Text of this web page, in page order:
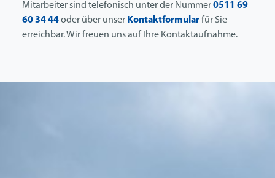
Mitarbeiter sind telefonisch unter der Nummer0511 69
60 34 44oder über unser Kontaktformularfür Sie
erreichbar. Wir freuen uns auf Ihre Kontaktaufnahme.